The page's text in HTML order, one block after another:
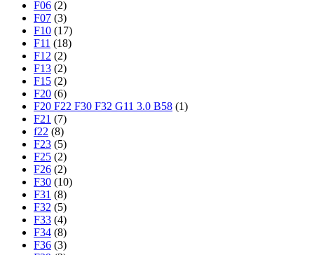
F06 (2)
F07 (3)
F10 (17)
F11 (18)
F12 (2)
F13 (2)
F15 (2)
F20 (6)
F20 F22 F30 F32 G11 3.0 B58 (1)
F21 (7)
f22 (8)
F23 (5)
F25 (2)
F26 (2)
F30 (10)
F31 (8)
F32 (5)
F33 (4)
F34 (8)
F36 (3)